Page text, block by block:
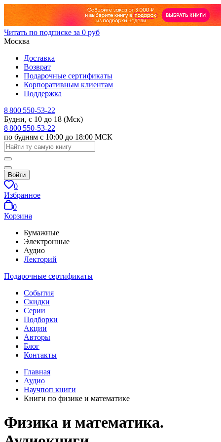
Читать по подписке за 0 руб
Москва
Доставка
Возврат
Подарочные сертификаты
Корпоративным клиентам
Поддержка
8 800 550-53-22
Будни, с 10 до 18 (Мск)
8 800 550-53-22
по будням с 10:00 до 18:00 МСК
Войти
0
Избранное
0
Корзина
Бумажные
Электронные
Аудио
Лекторий
Подарочные сертификаты
События
Скидки
Серии
Подборки
Акции
Авторы
Блог
Контакты
Главная
Аудио
Научпоп книги
Книги по физике и математике
Физика и математика.